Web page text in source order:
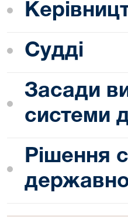
Судді
Засади
системи
Рішення